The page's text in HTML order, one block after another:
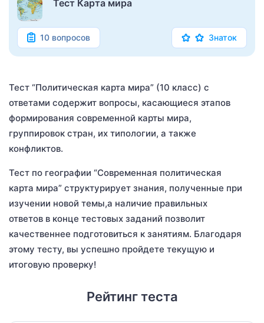
Тест Карта мира
10 вопросов Знаток
Тест “Политическая карта мира” (10 класс) с
ответами содержит вопросы, касающиеся этапов
формирования современной карты мира,
группировок стран, их типологии, а также
конфликтов.
Тест по географии “Современная политическая
карта мира” структурирует знания, полученные при
изучении новой темы,а наличие правильных
ответов в конце тестовых заданий позволит
качественнее подготовиться к занятиям. Благодаря
этому тесту, вы успешно пройдете текущую и
итоговую проверку!
Рейтинг теста